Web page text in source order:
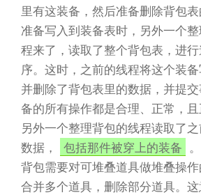
里有这装备，然后准备删除背包
准备写入到装备表时，另外一个
程来了，读取了整个背包表，进
序。这时，之前的线程将这个装备
并删除了背包表里的数据，并提
备的所有操作都是合理、正常，
另外一个整理背包的线程读取了
数据，
包括那件被穿上的装备
背包需要对可堆叠道具做堆叠操
合并多个道具，删除部分道具。